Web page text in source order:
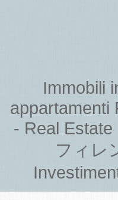
Immobili
appartamenti
- Real
フィレ